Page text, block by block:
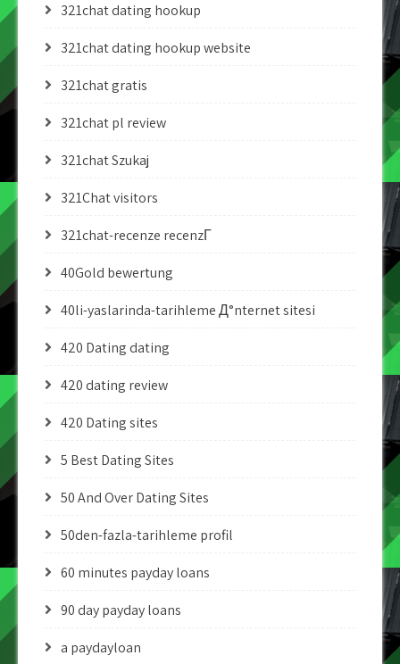
321chat dating hookup
321chat dating hookup website
321chat gratis
321chat pl review
321chat Szukaj
321Chat visitors
321chat-recenze recenzГ­
40Gold bewertung
40li-yaslarinda-tarihleme Д°nternet sitesi
420 Dating dating
420 dating review
420 Dating sites
5 Best Dating Sites
50 And Over Dating Sites
50den-fazla-tarihleme profil
60 minutes payday loans
90 day payday loans
a paydayloan